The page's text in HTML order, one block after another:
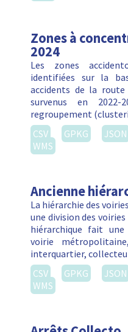
Zones à
2024
Les zones
identifiées sur la
accidents de la
survenus en
regroupement
CSV
GPKG JSON
WMS
Ancienne
La hiérarchie des
une division des
hiérarchique fait
voirie
interquartier,
CSV
GPKG JSON
WMS